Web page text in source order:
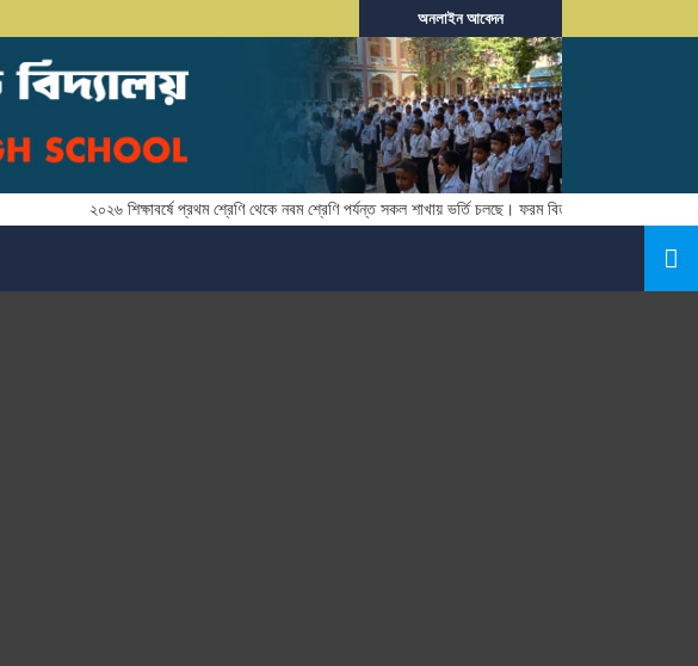
অনলাইন আবেদন
২০২৬ শিক্ষাবর্ষে প্রথম শ্রেণি থেকে নবম শ্রেণি পর্যন্ত সকল শাখায় ভর্তি চলছে। ফরম বিতরণঃ নভেম্বর ০১,২০২৬